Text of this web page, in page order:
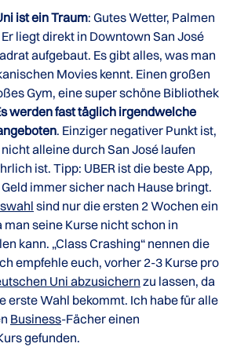
ist ein Traum: Gutes Wetter, Palmen
liegt direkt in Downtown San José
aufgebaut. Es gibt alles, was man
Movies kennt. Einen großen
Gym, eine super schöne Bibliothek
werden fast täglich irgendwelche
. Einziger negativer Punkt ist,
alleine durch San José laufen
ist. Tipp: UBER ist die beste App,
immer sicher nach Hause bringt.
sind nur die ersten 2 Wochen ein
seine Kurse nicht schon in
kann. „Class Crashing“ nennen die
empfehle euch, vorher 2-3 Kurse pro
Uni abzusichern zu lassen, da
erste Wahl bekommt. Ich habe für alle
Business-Fächer einen
gefunden.